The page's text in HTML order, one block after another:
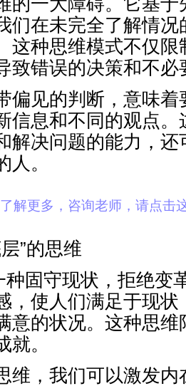
们在未完全了解情况
这种思维模式不仅
致错误的决策和不必
偏见的判断，意味着
信息和不同的观点
解决问题的能力，还
人。
解更多，咨询老师，请点击
”的思维
种固守现状，拒绝变
，使人们满足于现状
意的状况。这种思
就。
维，我们可以激发内